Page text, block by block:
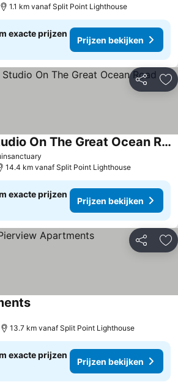
1.1 km vanaf Split Point Lighthouse
exacte prijzen
Prijzen bekijken
Delen
One Bedroom Studio On The Great Ocean Road
14.4 km vanaf Split Point Lighthouse
exacte prijzen
Prijzen bekijken
Delen
13.7 km vanaf Split Point Lighthouse
exacte prijzen
Prijzen bekijken